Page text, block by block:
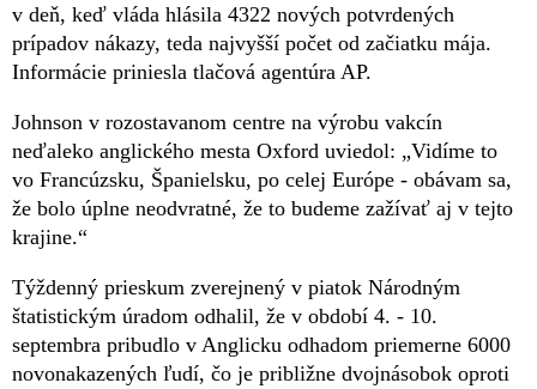
v deň, keď vláda hlásila 4322 nových potvrdených
prípadov nákazy, teda najvyšší počet od začiatku mája.
Informácie priniesla tlačová agentúra AP.
Johnson v rozostavanom centre na výrobu vakcín
neďaleko anglického mesta Oxford uviedol: „Vidíme to
vo Francúzsku, Španielsku, po celej Európe - obávam sa,
že bolo úplne neodvratné, že to budeme zažívať aj v tejto
krajine.“
Týždenný prieskum zverejnený v piatok Národným
štatistickým úradom odhalil, že v období 4. - 10.
septembra pribudlo v Anglicku odhadom priemerne 6000
novonakazených ľudí, čo je približne dvojnásobok oproti